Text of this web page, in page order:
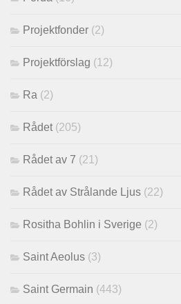
Projektfonder (2)
Projektförslag (12)
Ra (2)
Rådet (205)
Rådet av 7 (21)
Rådet av Strålande Ljus (22)
Rositha Bohlin i Sverige (2)
Saint Aeolus (3)
Saint Germain (443)